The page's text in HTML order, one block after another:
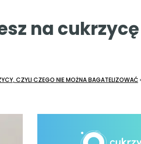
na cukrzycę
CZYLI CZEGO NIE MOŻNA BAGATELIZOWAĆ